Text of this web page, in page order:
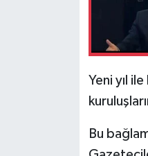
Yeni yıl
Bu